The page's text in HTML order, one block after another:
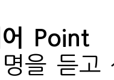
어
을 듣고